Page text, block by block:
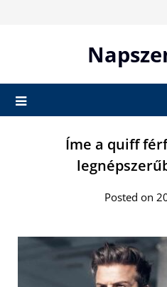
Íme a quiff
Posted on